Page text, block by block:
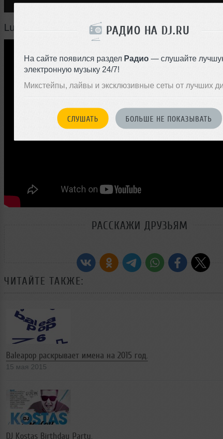
РАДИО НА DJ.RU
На сайте появился раздел Радио — слушайте
электронную музыку 24/7!
Микстейпы, лайвы и эксклюзивные сеты от лучших
СЛУШАТЬ БОЛЬШЕ НЕ ПОКАЗЫВАТЬ
Luther Vandross - Never Too Much
РАССКАЖИ ДРУЗЬЯМ
ЧИТАЙТЕ ТАКЖЕ:
Baleapop раскрывает имена на 2015 год.
15 мая 2015
DJ Kostas Birthday Party.